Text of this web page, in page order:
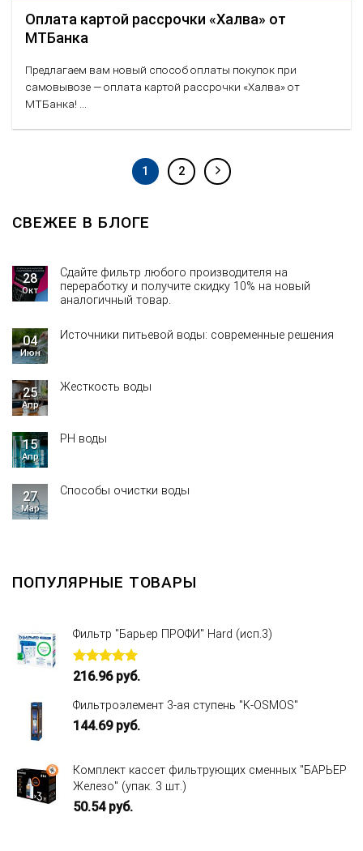
Оплата картой рассрочки «Халва» от
МТБанка
Предлагаем вам новый способ оплаты покупок при
самовывозе — оплата картой рассрочки «Халва» от
МТБанка! ...
1 2
СВЕЖЕЕ В БЛОГЕ
28
Окт
Сдайте фильтр любого производителя на
переработку и получите скидку 10% на новый
аналогичный товар.
04
Июн
Источники питьевой воды: современные решения
25
Апр
Жесткость воды
15
Апр
PH воды
27
Мар
Способы очистки воды
ПОПУЛЯРНЫЕ ТОВАРЫ
Фильтр "Барьер ПРОФИ" Hard (исп.3)
Оценка
из 5
216.96руб.
Фильтроэлемент 3-ая ступень "K-OSMOS"
144.69руб.
Комплект кассет фильтрующих сменных "БАРЬЕР
Железо" (упак. 3 шт.)
50.54руб.